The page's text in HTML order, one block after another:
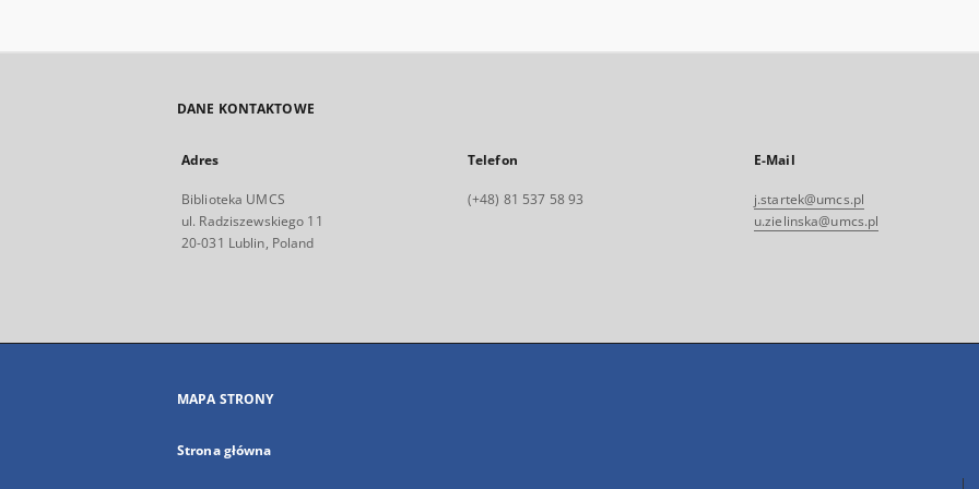
DANE KONTAKTOWE
Adres
Biblioteka UMCS
ul. Radziszewskiego 11
20-031 Lublin, Poland
Telefon
(+48) 81 537 58 93
E-Mail
j.startek@umcs.pl
u.zielinska@umcs.pl
MAPA STRONY
Strona główna